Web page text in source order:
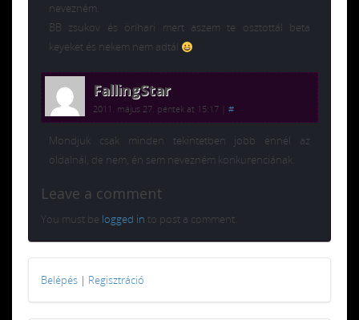
nevezném.
BB zsukov és örihari mert aszem te osztottál beta
keyeket és nekem nem adtál
FallingStar
2011. május 27. péntek at 15:17 #
Mondjuk csak minden tekintetben jobb ennél az
oldalnál, de nem, én sem nevezném konkurenciának.
Leave a comment
You must be logged in to post a comment.
Belépés | Regisztráció